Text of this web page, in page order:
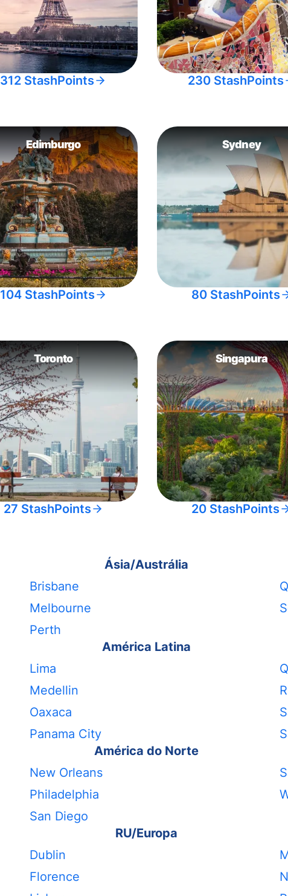
312 StashPoints 230 StashPoints
Edimburgo
104 StashPoints
Sydney
80 StashPoints
Toronto
27 StashPoints
Singapura
20 StashPoints
Ásia/Austrália
Brisbane
Melbourne
Perth
América Latina
Lima
Medellin
Oaxaca
Panama City
América do Norte
New Orleans
Philadelphia
San Diego
RU/Europa
Dublin
Florence